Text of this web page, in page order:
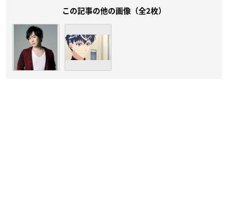
この記事の他の画像（全2枚）